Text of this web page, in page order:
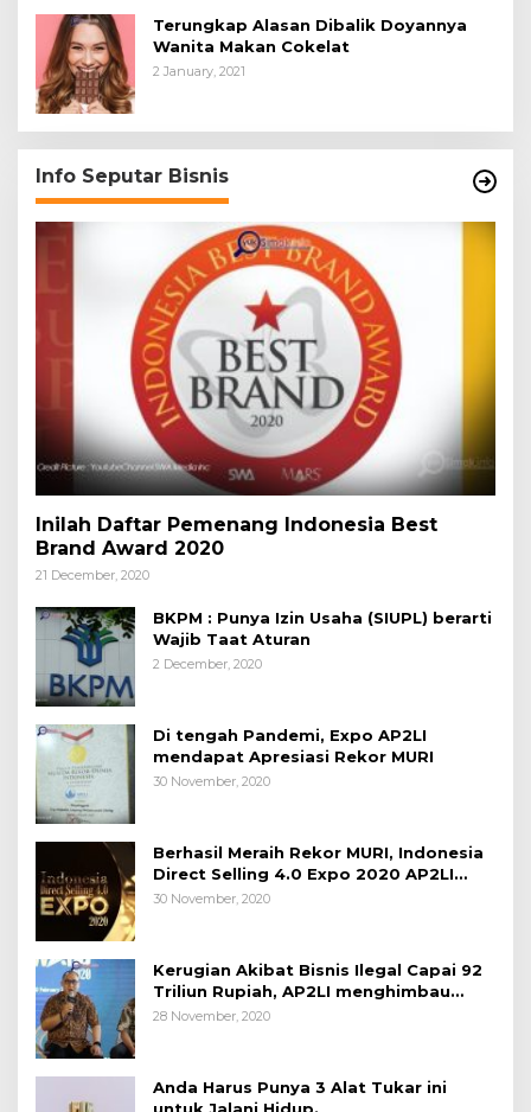
Terungkap Alasan Dibalik Doyannya
Wanita Makan Cokelat
2 January, 2021
Info Seputar Bisnis
Inilah Daftar Pemenang Indonesia Best
Brand Award 2020
21 December, 2020
BKPM : Punya Izin Usaha (SIUPL) berarti
Wajib Taat Aturan
2 December, 2020
Di tengah Pandemi, Expo AP2LI
mendapat Apresiasi Rekor MURI
30 November, 2020
Berhasil Meraih Rekor MURI, Indonesia
Direct Selling 4.0 Expo 2020 AP2LI
berakhir sangat memuaskan
30 November, 2020
Kerugian Akibat Bisnis Ilegal Capai 92
Triliun Rupiah, AP2LI menghimbau
masyarakat Waspada.
28 November, 2020
Anda Harus Punya 3 Alat Tukar ini
untuk Jalani Hidup.